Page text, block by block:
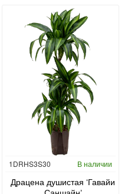
Гидропоника
1DRHS3S30 В наличии
Драцена душистая ‘Гавайи